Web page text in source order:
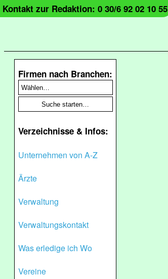
Kontakt zur Redaktion: 0 30/6 92 02 10 55
Firmen nach Branchen:
Verzeichnisse & Infos:
Unternehmen von A-Z
Ärzte
Verwaltung
Verwaltungskontakt
Was erledige ich Wo
Vereine